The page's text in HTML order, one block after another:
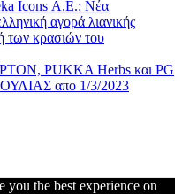
Icons Α.Ε.: Νέα
αγορά λιανικής
των κρασιών του
PUKKA Herbs και PG
απο 1/3/2023
you the best experience on